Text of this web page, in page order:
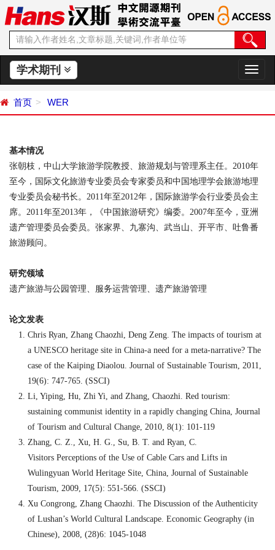
学术期刊
切
换
首页 WER
基本情况
张朝枝，中山大学旅游学院教授、旅游规划与管理系主任。 2010年
至今，国际文化旅游专业委员会专家委员和中国地理学会旅游地理
专业委员会秘书长。 2011年至2012年，国际旅游学会行业委员会主
席。 2011年至2013年，《中国旅游研究》编委。 2007年至今，亚洲
遗产管理委员会委员。张家界、九寨沟、武当山、开平市、吐鲁番
旅游顾问。
研究领域
遗产旅游与公园管理、服务运营管理、遗产旅游管理
论文发表
Chris Ryan, Zhang Chaozhi, Deng Zeng. The impacts of tourism at
a UNESCO heritage site in China-a need for a meta-narrative? The
case of the Kaiping Diaolou. Journal of Sustainable Tourism, 2011,
19(6): 747-765. (SSCI)
Li, Yiping, Hu, Zhi Yi, and Zhang, Chaozhi. Red tourism:
sustaining communist identity in a rapidly changing China, Journal
of Tourism and Cultural Change, 2010, 8(1): 101-119
Zhang, C. Z., Xu, H. G., Su, B. T. and Ryan, C.
Visitors Perceptions of the Use of Cable Cars and Lifts in
Wulingyuan World Heritage Site, China, Journal of Sustainable
Tourism, 2009, 17(5): 551-566. (SSCI)
Xu Congrong, Zhang Chaozhi. The Discussion of the Authenticity
of Lushan’s World Cultural Landscape. Economic Geography (in
Chinese), 2008, (28)6: 1045-1048